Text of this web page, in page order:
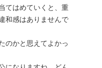
てはめていくと、重
和感はありませんで
のかと思えてよかっ